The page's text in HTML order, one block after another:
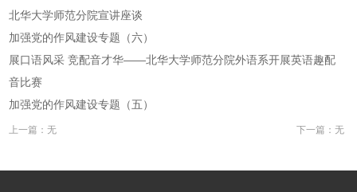
北华大学师范分院宣讲座谈
加强党的作风建设专题（六）
展口语风采 竞配音才华——北华大学师范分院外语系开展英语趣配
音比赛
加强党的作风建设专题（五）
上一篇：无 下一篇：无